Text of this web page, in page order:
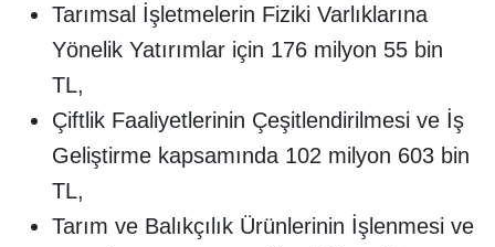
Tarımsal İşletmelerin Fiziki Varlıklarına
Yönelik Yatırımlar için 176 milyon 55 bin
TL,
Çiftlik Faaliyetlerinin Çeşitlendirilmesi ve İş
Geliştirme kapsamında 102 milyon 603 bin
TL,
Tarım ve Balıkçılık Ürünlerinin İşlenmesi ve